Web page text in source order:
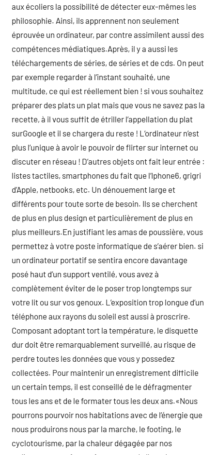
aux écoliers la possibilité de détecter eux-mêmes les
philosophie. Ainsi, ils apprennent non seulement
éprouvée un ordinateur, par contre assimilent aussi des
compétences médiatiques.Après, il y a aussi les
téléchargements de séries, de séries et de cds. On peut
par exemple regarder à l’instant souhaité, une
multitude, ce qui est réellement bien ! si vous souhaitez
préparer des plats un plat mais que vous ne savez pas la
recette, à il vous suffit de étriller l’appellation du plat
surGoogle et il se chargera du reste ! L’ordinateur n’est
plus l’unique à avoir le pouvoir de flirter sur internet ou
discuter en réseau ! D’autres objets ont fait leur entrée :
listes tactiles, smartphones du fait que l‘Iphone6, grigri
d’Apple, netbooks, etc. Un dénouement large et
différents pour toute sorte de besoin. Ils se cherchent
de plus en plus design et particulièrement de plus en
plus meilleurs.En justifiant les amas de poussière, vous
permettez à votre poste informatique de s’aérer bien. si
un ordinateur portatif se sentira encore davantage
posé haut d’un support ventilé, vous avez à
complètement éviter de le poser trop longtemps sur
votre lit ou sur vos genoux. L’exposition trop longue d’un
téléphone aux rayons du soleil est aussi à proscrire.
Composant adoptant tort la température, le disquette
dur doit être remarquablement surveillé, au risque de
perdre toutes les données que vous y possedez
collectées. Pour maintenir un enregistrement difficile
un certain temps, il est conseillé de le défragmenter
tous les ans et de le formater tous les deux ans.«Nous
pourrons pourvoir nos habitations avec de l’énergie que
nous produirons nous par la marche, le footing, le
cyclotourisme, par la chaleur dégagée par nos